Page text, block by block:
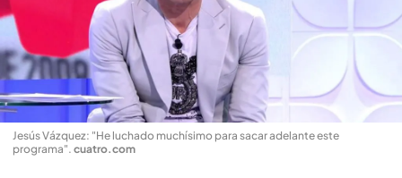
Jesús Vázquez: "He luchado muchísimo para sacar adelante este
programa". cuatro.com